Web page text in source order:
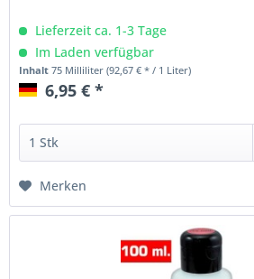
Lieferzeit ca. 1-3 Tage
Im Laden verfügbar
Inhalt75 Milliliter(92,67 € * / 1 Liter)
6,95 € *
Merken